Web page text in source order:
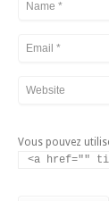
Vous pouvez
<a href=""